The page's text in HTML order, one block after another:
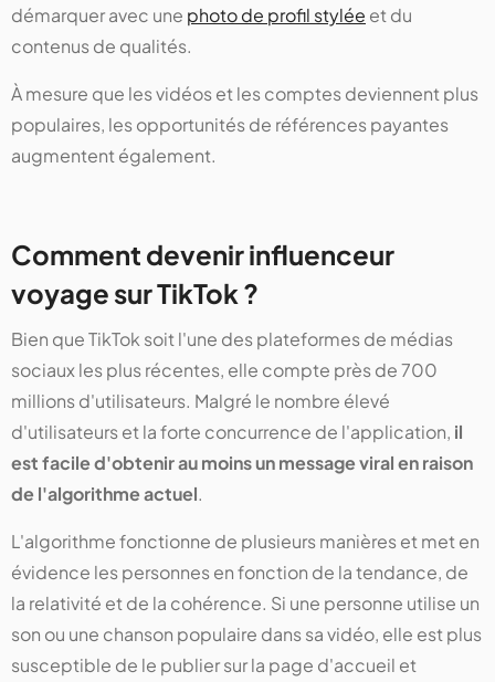
démarquer avec une photo de profil stylée et du
contenus de qualités.
À mesure que les vidéos et les comptes deviennent plus
populaires, les opportunités de références payantes
augmentent également.
Comment devenir influenceur
voyage sur TikTok ?
Bien que TikTok soit l'une des plateformes de médias
sociaux les plus récentes, elle compte près de 700
millions d'utilisateurs. Malgré le nombre élevé
d'utilisateurs et la forte concurrence de l'application, il
est facile d'obtenir au moins un message viral en raison
de l'algorithme actuel.
L'algorithme fonctionne de plusieurs manières et met en
évidence les personnes en fonction de la tendance, de
la relativité et de la cohérence. Si une personne utilise un
son ou une chanson populaire dans sa vidéo, elle est plus
susceptible de le publier sur la page d'accueil et